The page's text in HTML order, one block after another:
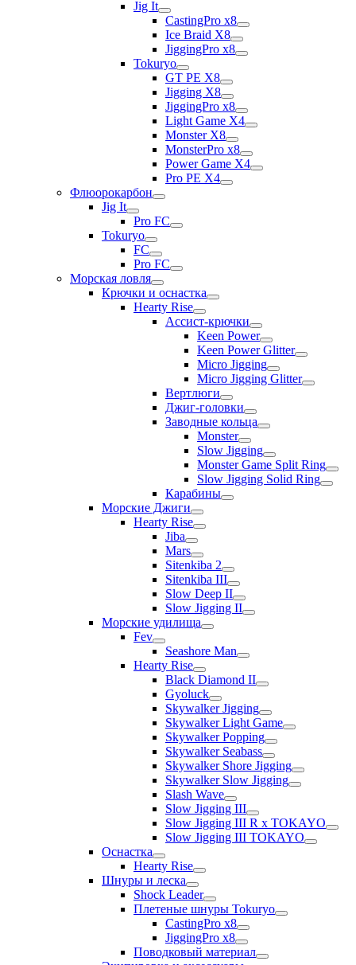
Jig It
CastingPro x8
Ice Braid X8
JiggingPro x8
Tokuryo
GT PE X8
Jigging X8
JiggingPro x8
Light Game X4
Monster X8
MonsterPro x8
Power Game X4
Pro PE X4
Флюорокарбон
Jig It
Pro FC
Tokuryo
FC
Pro FC
Морская ловля
Крючки и оснастка
Hearty Rise
Ассист-крючки
Keen Power
Keen Power Glitter
Micro Jigging
Micro Jigging Glitter
Вертлюги
Джиг-головки
Заводные кольца
Monster
Slow Jigging
Monster Game Split Ring
Slow Jigging Solid Ring
Карабины
Морские Джиги
Hearty Rise
Jiba
Mars
Sitenkiba 2
Sitenkiba III
Slow Deep II
Slow Jigging II
Морские удилища
Fev
Seashore Man
Hearty Rise
Black Diamond II
Gyoluck
Skywalker Jigging
Skywalker Light Game
Skywalker Popping
Skywalker Seabass
Skywalker Shore Jigging
Skywalker Slow Jigging
Slash Wave
Slow Jigging III
Slow Jigging III R x TOKAYO
Slow Jigging III TOKAYO
Оснастка
Hearty Rise
Шнуры и леска
Shock Leader
Плетеные шнуры Tokuryo
CastingPro x8
JiggingPro x8
Поводковый материал